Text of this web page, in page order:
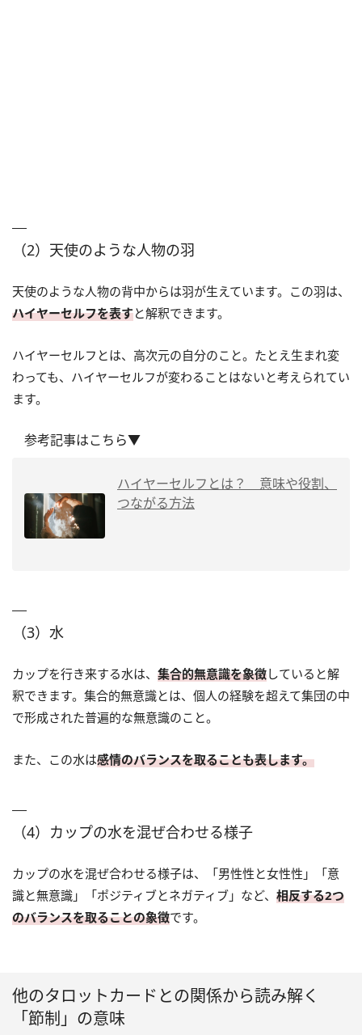
（2）天使のような人物の羽
天使のような人物の背中からは羽が生えています。この羽は、
ハイヤーセルフを表すと解釈できます。
ハイヤーセルフとは、高次元の自分のこと。たとえ生まれ変
わっても、ハイヤーセルフが変わることはないと考えられてい
ます。
参考記事はこちら▼
ハイヤーセルフとは？ 意味や役割、
つながる方法
（3）水
カップを行き来する水は、 集合的無意識を象徴していると解
釈できます。集合的無意識とは、個人の経験を超えて集団の中
で形成された普遍的な無意識のこと。
また、この水は感情のバランスを取ることも表します。
（4）カップの水を混ぜ合わせる様子
カップの水を混ぜ合わせる様子は、「男性性と女性性」「意
識と無意識」「ポジティブとネガティブ」など、 相反する2つ
のバランスを取ることの象徴です。
他のタロットカードとの関係から読み解く
「節制」の意味